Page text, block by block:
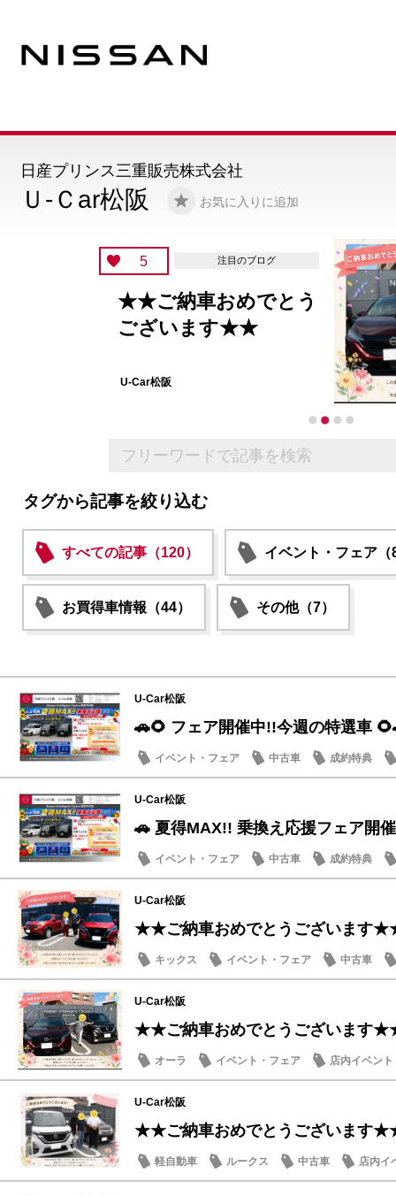
Ｕ-Ｃar松阪 お気に入りに追加
日産プリンス三重販売株式会社
5 注目のブログ
★★ご納車おめでとう
ございます★★
U-Car松阪
タグから記事を絞り込む
すべての記事（120） イベント・フェア（
お買得車情報（44） その他（7）
U-Car松阪
🚗🌻 フェア開催中!!今週の特選車
イベント・フェア 中古車 成約特典
U-Car松阪
🚗 夏得MAX!! 乗換え応援フェア開
イベント・フェア 中古車 成約特典
U-Car松阪
★★ご納車おめでとうございます
キックス イベント・フェア 中古車
U-Car松阪
★★ご納車おめでとうございます
オーラ イベント・フェア 店内イベント
U-Car松阪
★★ご納車おめでとうございます
軽自動車 ルークス 中古車 店内イ